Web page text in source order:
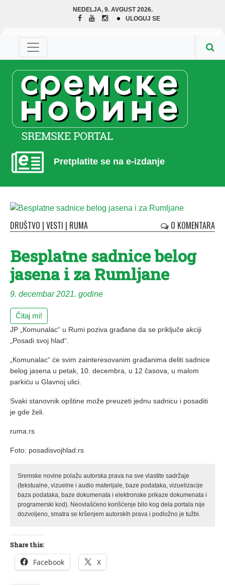
NEDELJA, 9. AVGUST 2026.
ULOGUJ SE
Pretplatite se na e-izdanje
DRUŠTVO | VESTI | RUMA 0 KOMENTARA
Besplatne sadnice belog
jasena i za Rumljane
9. decembar 2021. godine
Čitaj mi!
JP „Кomunalac“ u Rumi poziva građane da se priključe akciji
„Posadi svoj hlad“.
„Кomunalac“ će svim zainteresovanim građanima deliti sadnice
belog jasena u petak, 10. decembra, u 12 časova, u malom
parkiću u Glavnoj ulici.
Svaki stanovnik opštine može preuzeti jednu sadnicu i posaditi
je gde želi.
ruma.rs
Foto: posadisvojhlad.rs
Sremske novine polažu autorska prava na sve vlastite sadržaje
(tekstualne, vizuelne i audio materijale, baze podataka, vizuelizacije
baza podataka, baze dokumenata i elektronske prikaze dokumenata i
programerski kod). Neovlašćeno korišćenje bilo kog dela portala nije
dozvoljeno, smatra se kršenjem autorskih prava i podložno je tužbi.
Share this:
Facebook X